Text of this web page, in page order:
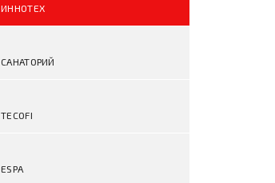
ИННОТЕХ
САНАТОРИЙ
TECOFI
ESPA